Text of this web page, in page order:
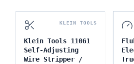
KLEIN TOOLS
Klein Tools 11061
Self-Adjusting
Wire Stripper /